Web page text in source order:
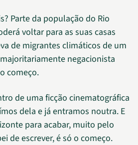
Parte da população do Rio
voltar para as suas casas
de migrantes climáticos de um
negacionista
começo.
de uma ficção cinematográfica
dela e já entramos noutra. E
para acabar, muito pelo
de escrever, é só o começo.